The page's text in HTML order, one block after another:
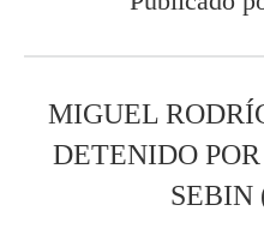
MIGUEL
DETENIDO
SEBIN